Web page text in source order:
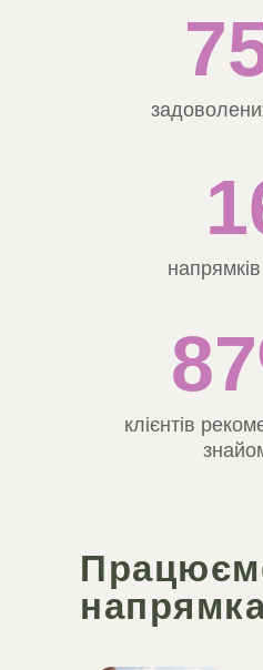
клієнтів